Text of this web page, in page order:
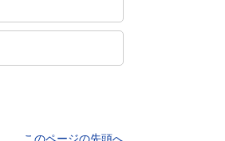
このページの先頭へ